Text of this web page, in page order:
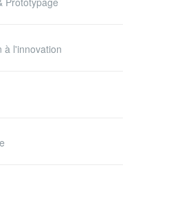
à l'innovation